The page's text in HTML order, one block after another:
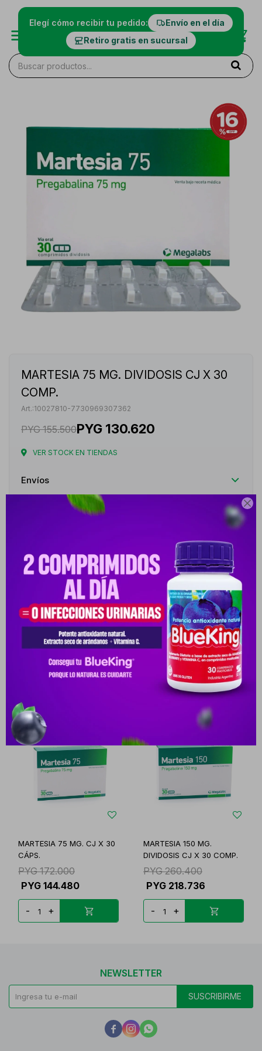

Elegí cómo recibir tu pedido:
Envío en el día
Retiro gratis en sucursal
MARTESIA 75 MG. DIVIDOSIS CJ X 30
COMP.
10027810-7730969307362
PYG 155.500PYG 130.620
VER STOCK EN TIENDAS
Envíos
Cambios y Devoluciones
Características
Venta libre
Productos que te pueden interesar
MARTESIA 75 MG. CJ X 30
CÁPS.
PYG 172.000
PYG 144.480
- +
MARTESIA 150 MG.
DIVIDOSIS CJ X 30 COMP.
PYG 260.400
PYG 218.736
- +
NEWSLETTER
SUSCRIBIRME
  